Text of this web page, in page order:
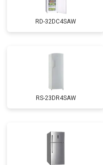
RD-32DC4SAW
RS-23DR4SAW